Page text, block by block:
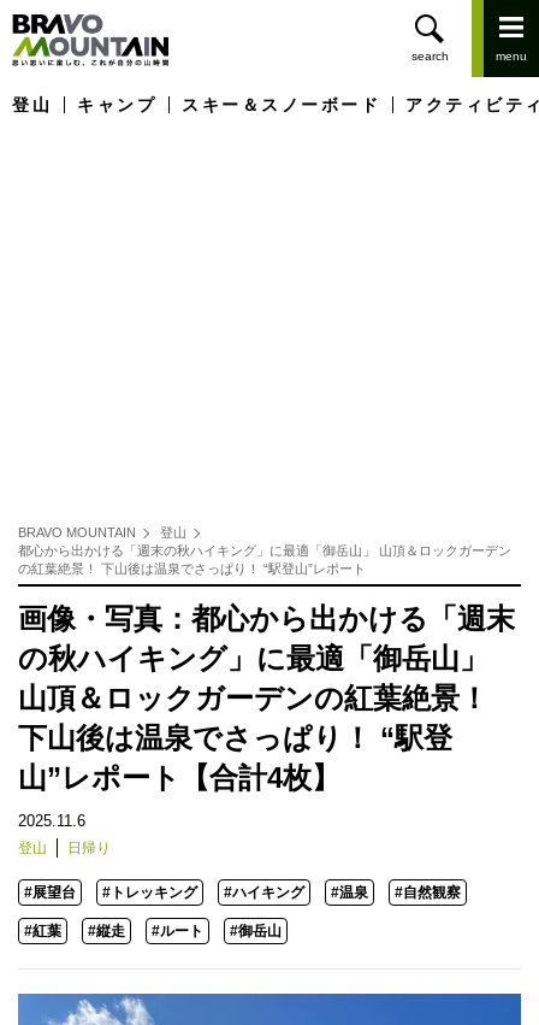
登山 キャンプ スキー＆スノーボード アクティビテ
BRAVO MOUNTAIN
登山
都心から出かける「週末の秋ハイキング」に最適「御岳山」 山頂＆ロックガーデン
の紅葉絶景！ 下山後は温泉でさっぱり！ “駅登山”レポート
画像・写真：都心から出かける「週末
の秋ハイキング」に最適「御岳山」
山頂＆ロックガーデンの紅葉絶景！
下山後は温泉でさっぱり！ “駅登
山”レポート【合計4枚】
2025.11.6
登山 日帰り
#展望台 #トレッキング #ハイキング #温泉 #自然観察
#紅葉 #縦走 #ルート #御岳山